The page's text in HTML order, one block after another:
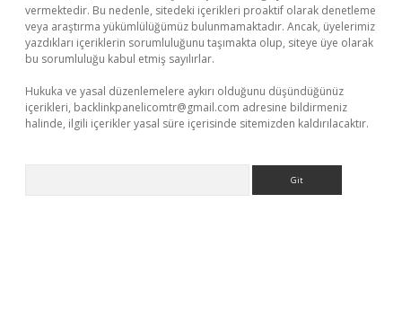
vermektedir. Bu nedenle, sitedeki içerikleri proaktif olarak denetleme
veya araştırma yükümlülüğümüz bulunmamaktadır. Ancak, üyelerimiz
yazdıkları içeriklerin sorumluluğunu taşımakta olup, siteye üye olarak
bu sorumluluğu kabul etmiş sayılırlar.
Hukuka ve yasal düzenlemelere aykırı olduğunu düşündüğünüz
içerikleri, backlinkpanelicomtr@gmail.com adresine bildirmeniz
halinde, ilgili içerikler yasal süre içerisinde sitemizden kaldırılacaktır.